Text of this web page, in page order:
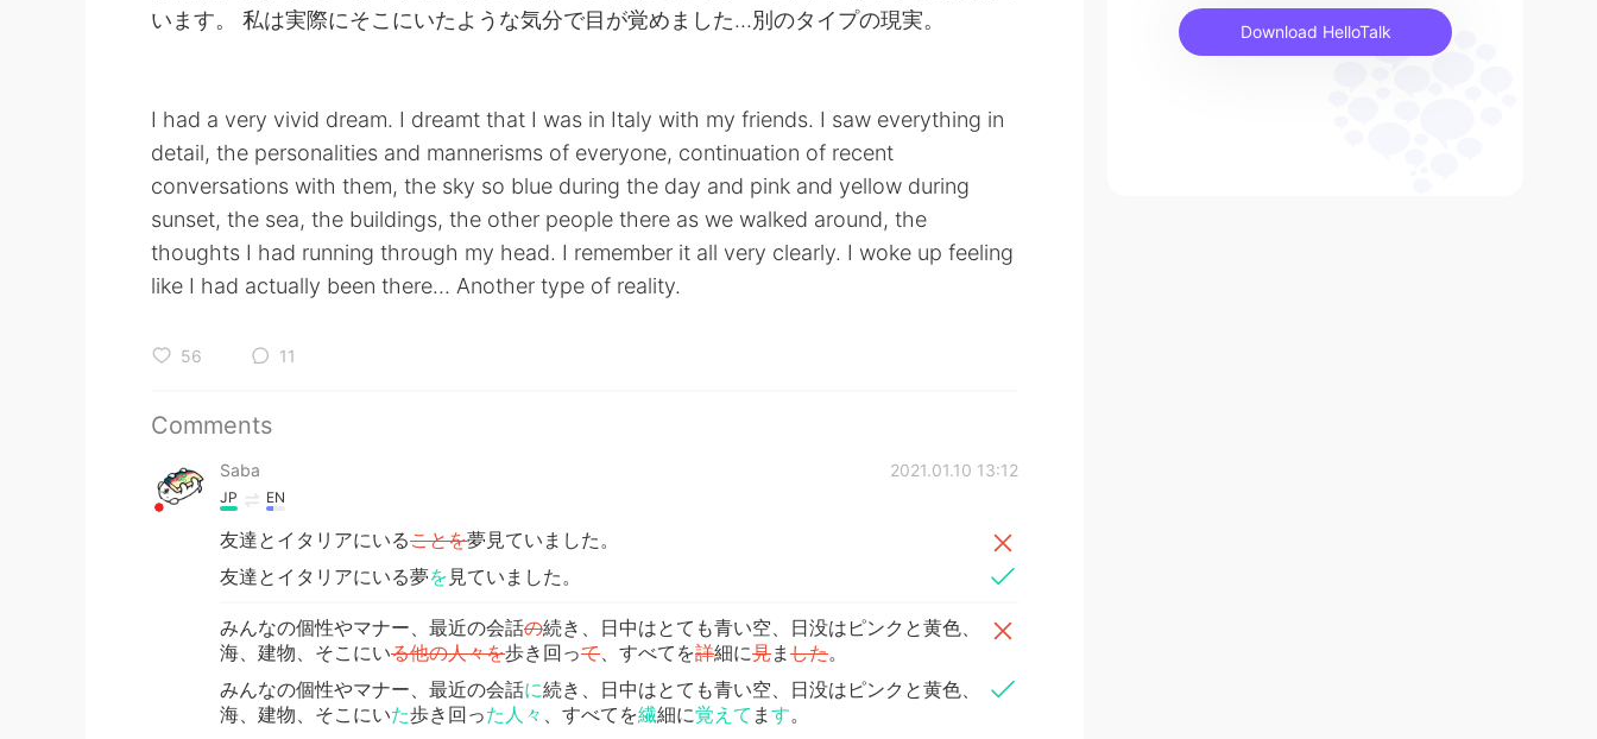
います。 私は実際にそこにいたような気分で目が覚めました...別のタイプの現実。
I had a very vivid dream. I dreamt that I was in Italy with my friends. I saw everything in
detail, the personalities and mannerisms of everyone, continuation of recent
conversations with them, the sky so blue during the day and pink and yellow during
sunset, the sea, the buildings, the other people there as we walked around, the
thoughts I had running through my head. I remember it all very clearly. I woke up feeling
like I had actually been there... Another type of reality.
56 11
Comments
Saba 2021.01.10 13:12
JP EN
友達とイタリアにいることを夢見ていました。
友達とイタリアにいる夢を 見ていました。
みんなの個性やマナー、最近の会話の続き、日中はとても青い空、日没はピンクと黄色、
海、建物、そこにいる他の人々を歩き回って、すべてを詳細に見ま した。
みんなの個性やマナー、最近の会話に続き、日中はとても青い空、日没はピンクと黄色、
海、建物、そこにいた歩き回った人々 、すべてを繊細に覚えて ま す。
Download HelloTalk